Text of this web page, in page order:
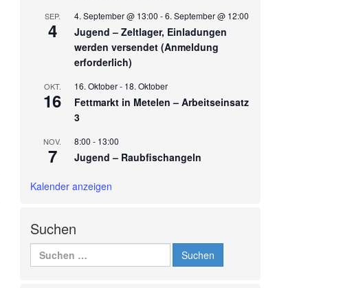
SEP.
4
4. September @ 13:00 -6. September @ 12:00
Jugend – Zeltlager, Einladungen
werden versendet (Anmeldung
erforderlich)
OKT.
16
16. Oktober- 18. Oktober
Fettmarkt in Metelen – Arbeitseinsatz
3
NOV.
7
8:00 - 13:00
Jugend – Raubfischangeln
Kalender anzeigen
Suchen
nach: